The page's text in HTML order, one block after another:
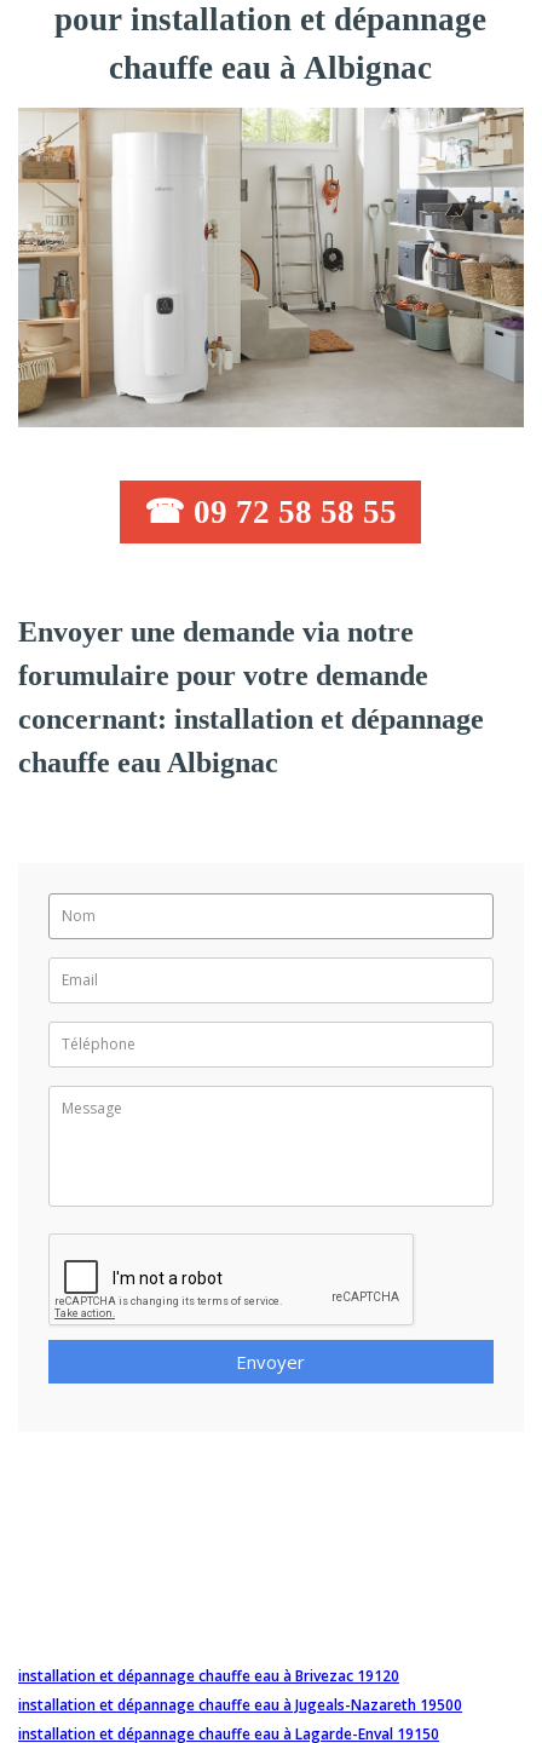
pour installation et dépannage
chauffe eau à Albignac
☎ 09 72 58 58 55
Envoyer une demande via notre
forumulaire pour votre demande
concernant: installation et dépannage
chauffe eau Albignac
Envoyer
installation et dépannage chauffe eau à Brivezac 19120
installation et dépannage chauffe eau à Jugeals-Nazareth 19500
installation et dépannage chauffe eau à Lagarde-Enval 19150